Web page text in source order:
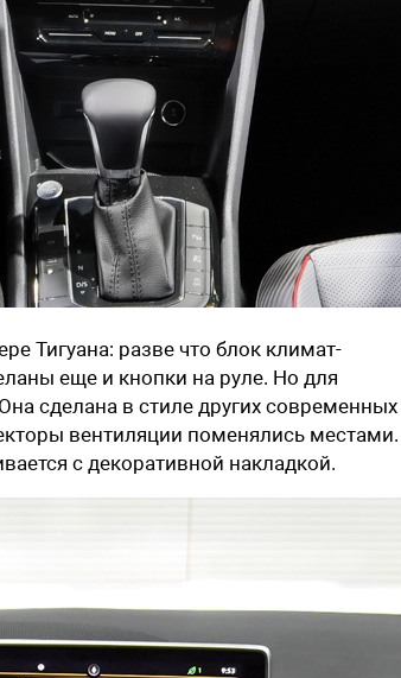
Тигуана: разве что блок климат-
еще и кнопки на руле. Но для
сделана в стиле других современных
вентиляции поменялись местами.
с декоративной накладкой.